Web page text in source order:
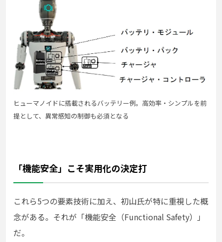
ヒューマノイドに搭載されるバッテリー例。高効率・シンプルを前
提として、異常感知の制御も必須となる
「機能安全」こそ実用化の決定打
これら5つの要素技術に加え、初山氏が特に重視した概
念がある。それが「機能安全（Functional Safety）」
だ。